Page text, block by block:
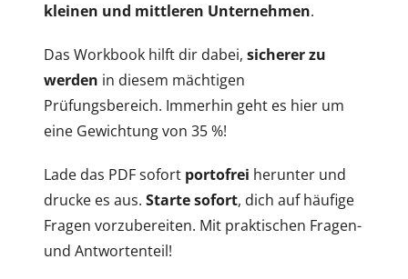
kleinen und mittleren Unternehmen.
Das Workbook hilft dir dabei, sicherer zu
werden in diesem mächtigen
Prüfungsbereich. Immerhin geht es hier um
eine Gewichtung von 35 %!
Lade das PDF sofort portofrei herunter und
drucke es aus. Starte sofort, dich auf häufige
Fragen vorzubereiten. Mit praktischen Fragen-
und Antwortenteil!